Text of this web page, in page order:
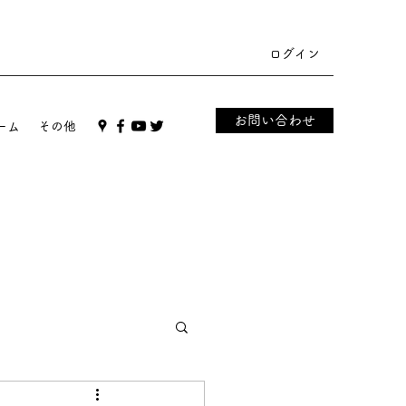
ログイン
ム その他 お問い合わせ